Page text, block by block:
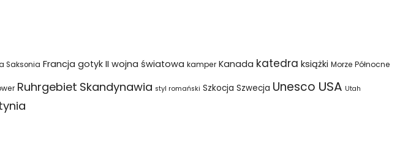
Saksonia Francja gotyk II wojna światowa kamper Kanada katedra książki Morze Północne
Ruhrgebiet Skandynawia styl romański Szkocja Szwecja Unesco USA Utah